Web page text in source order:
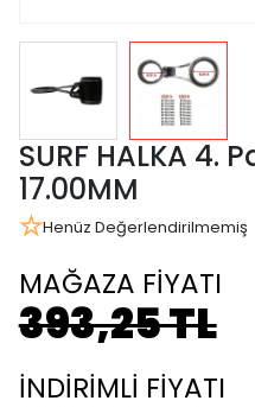
SURF HALKA 4.
17.00MM
Henüz Değerlendirilmemiş
MAĞAZA FİYATI
393,25 TL
İNDİRİMLİ FİYATI